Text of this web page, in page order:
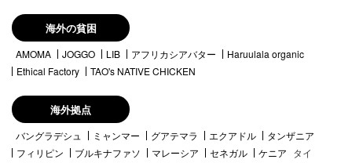
海外の貧困
AMOMA JOGGO LIB アフリカシアバター
Haruulala organic
Ethical Factory
TAO's NATIVE CHICKEN
海外拠点
バングラデシュ ミャンマー グアテマラ エクアドル
タンザニア
フィリピン
ブルキナファソ マレーシア セネガル ケニア タイ